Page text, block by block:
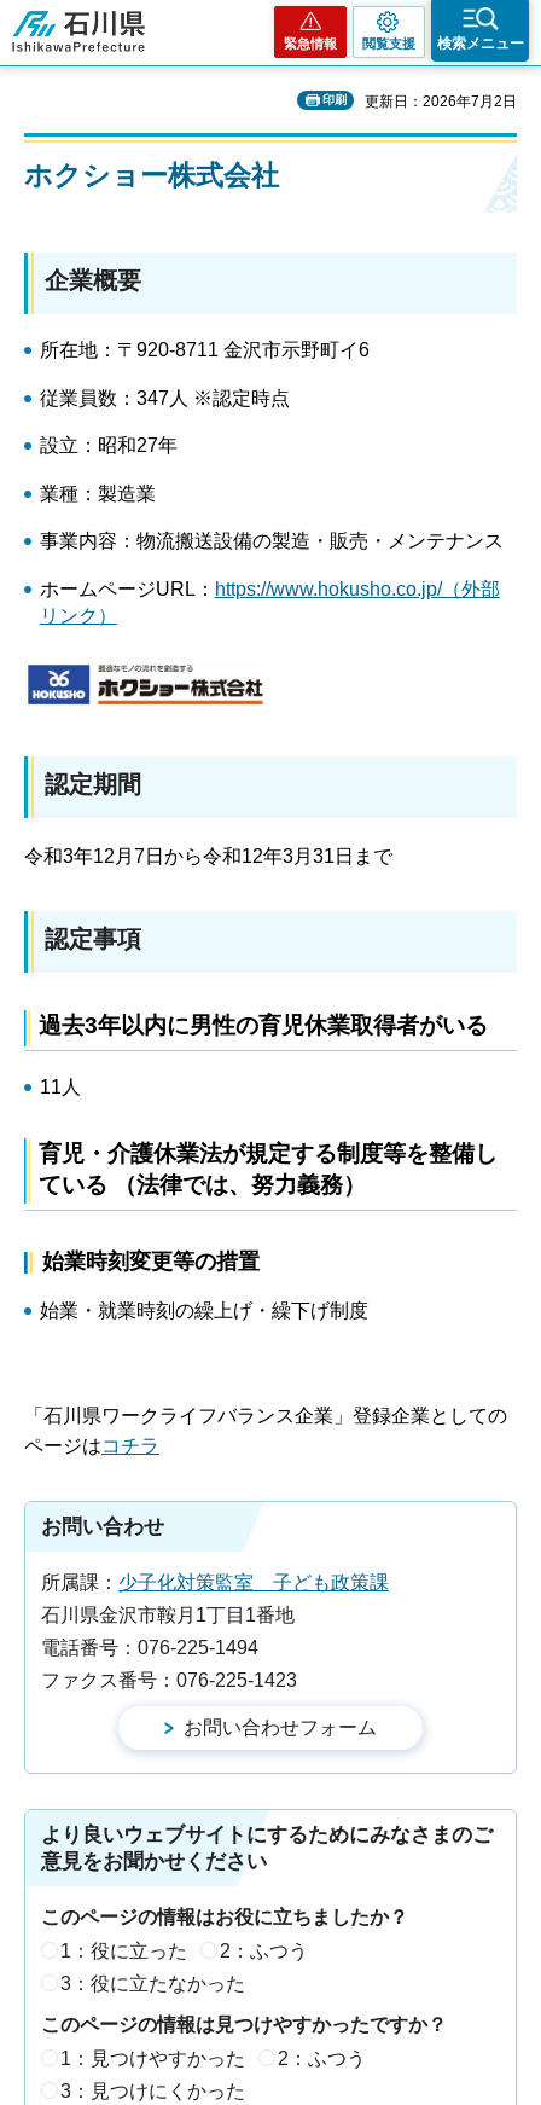
石川県
緊急情報 閲覧支援 検索メニュー
印刷 更新日：2026年7月2日
ホクショー株式会社
企業概要
所在地：〒920-8711 金沢市示野町イ6
従業員数：347人 ※認定時点
設立：昭和27年
業種：製造業
事業内容：物流搬送設備の製造・販売・メンテナンス
ホームページURL： https://www.hokusho.co.jp/（外部
リンク）
認定期間
令和3年12月7日から令和12年3月31日まで
認定事項
過去3年以内に男性の育児休業取得者がいる
11人
育児・介護休業法が規定する制度等を整備し
ている （法律では、努力義務）
始業時刻変更等の措置
始業・就業時刻の繰上げ・繰下げ制度
「石川県ワークライフバランス企業」登録企業としての
ページはコチラ
お問い合わせ
所属課： 少子化対策監室 子ども政策課
石川県金沢市鞍月1丁目1番地
電話番号：076-225-1494
ファクス番号：076-225-1423
より良いウェブサイトにするためにみなさまのご
意見をお聞かせください
このページの情報はお役に立ちましたか？
1：役に立った
2：ふつう
3：役に立たなかった
このページの情報は見つけやすかったですか？
1：見つけやすかった
2：ふつう
3：見つけにくかった